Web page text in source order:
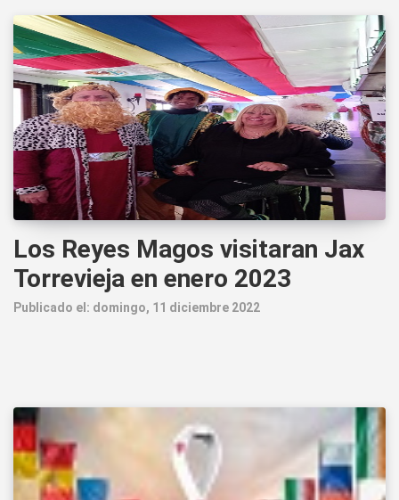
Los Reyes Magos visitaran Jax
Torrevieja en enero 2023
Publicado el: domingo, 11 diciembre 2022